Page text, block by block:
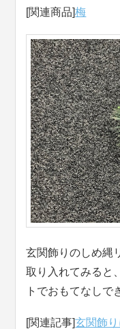
[関連商品]梅
玄関飾りのしめ縄
取り入れてみると
トでおもてなしで
[関連記事]玄関飾